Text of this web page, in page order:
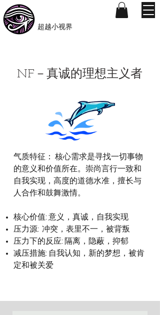
​超越小视界
NF－真诚的理想主义者
气质特征： 核心需求是寻找一切事物
的意义和价值所在。崇尚言行一致和
自我实现，高度的道德水准，擅长与
人合作和鼓舞激情。
核心价值: 意义，真诚，自我实现
压力源: 冲突，表里不一，被背叛
压力下的反应: 隔离，隐蔽，抑郁
减压措施: 自我认知，新的梦想，被肯
定和被关爱